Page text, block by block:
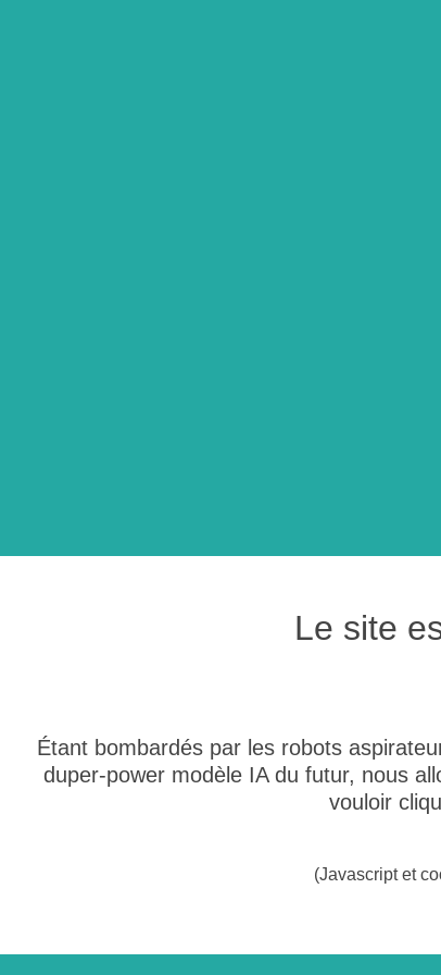
Le site
Étant bombardés par les robots
duper-power modèle IA du futur, nous
vouloir
(Javascript et